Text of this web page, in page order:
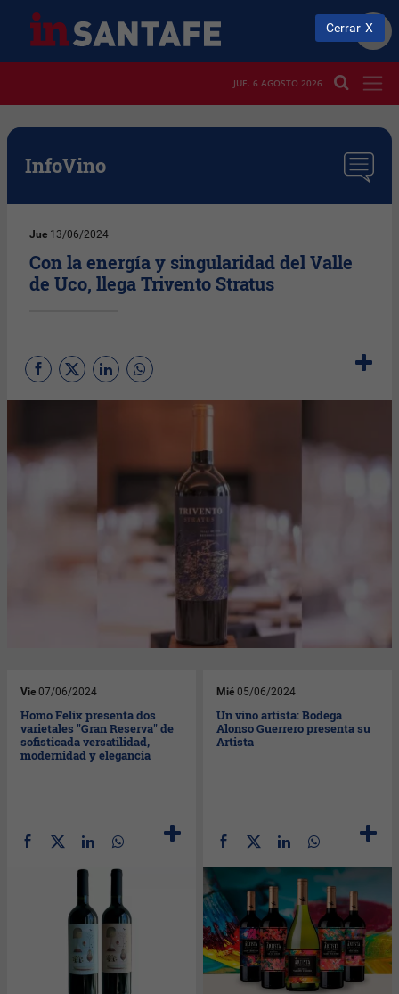
JUE. 6 AGOSTO 2026
InfoVino
Jue 13/06/2024
Con la energía y singularidad del Valle
de Uco, llega Trivento Stratus
Vie 07/06/2024
Homo Felix presenta dos
varietales "Gran Reserva" de
sofisticada versatilidad,
modernidad y elegancia
Mié 05/06/2024
Un vino artista: Bodega
Alonso Guerrero presenta su
Artista
Cerrar